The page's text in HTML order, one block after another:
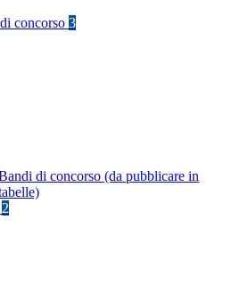
concorso 3
di concorso (da pubblicare in
2